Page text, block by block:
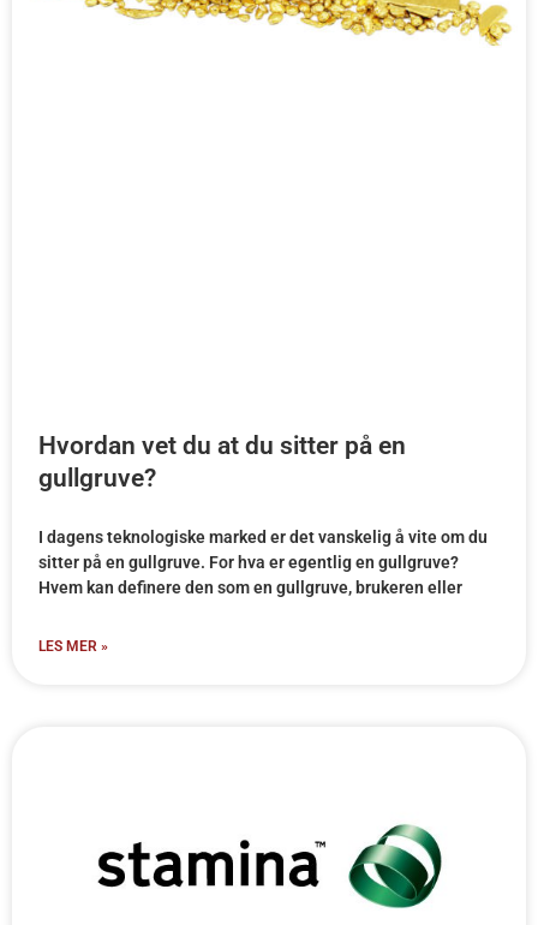
Hvordan vet du at du sitter på en
gullgruve?
I dagens teknologiske marked er det vanskelig å vite om du
sitter på en gullgruve. For hva er egentlig en gullgruve?
Hvem kan definere den som en gullgruve, brukeren eller
LES MER »